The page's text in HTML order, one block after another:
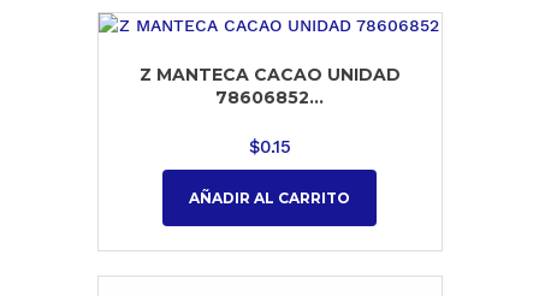
Z MANTECA CACAO UNIDAD
78606852...
$0.15
AÑADIR AL CARRITO